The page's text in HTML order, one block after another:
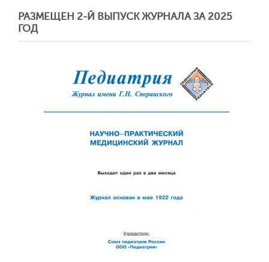
РАЗМЕЩЕН 2-Й ВЫПУСК ЖУРНАЛА ЗА 2025
ГОД